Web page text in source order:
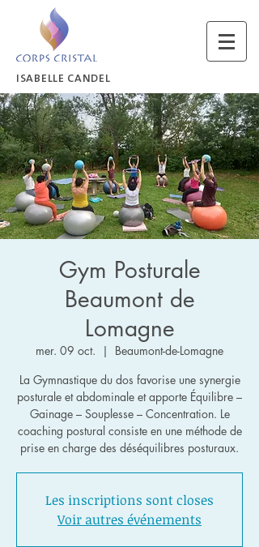
ISABELLE CANDEL
Gym Posturale
Beaumont de
Lomagne
mer. 09 oct.
  |
Beaumont-de-Lomagne
La Gymnastique du dos favorise une synergie
posturale et abdominale et apporte Équilibre –
Gainage – Souplesse – Concentration. Le
coaching postural consiste en une méthode de
Les inscriptions sont closes
Voir autres événements